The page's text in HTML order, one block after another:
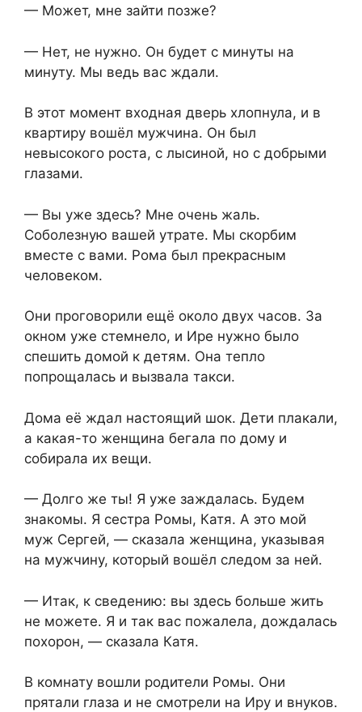
— Может, мне зайти позже?
— Нет, не нужно. Он будет с минуты на
минуту. Мы ведь вас ждали.
В этот момент входная дверь хлопнула, и в
квартиру вошёл мужчина. Он был
невысокого роста, с лысиной, но с добрыми
глазами.
— Вы уже здесь? Мне очень жаль.
Соболезную вашей утрате. Мы скорбим
вместе с вами. Рома был прекрасным
человеком.
Они проговорили ещё около двух часов. За
окном уже стемнело, и Ире нужно было
спешить домой к детям. Она тепло
попрощалась и вызвала такси.
Дома её ждал настоящий шок. Дети плакали,
а какая-то женщина бегала по дому и
собирала их вещи.
— Долго же ты! Я уже заждалась. Будем
знакомы. Я сестра Ромы, Катя. А это мой
муж Сергей, — сказала женщина, указывая
на мужчину, который вошёл следом за ней.
— Итак, к сведению: вы здесь больше жить
не можете. Я и так вас пожалела, дождалась
похорон, — сказала Катя.
В комнату вошли родители Ромы. Они
прятали глаза и не смотрели на Иру и внуков.